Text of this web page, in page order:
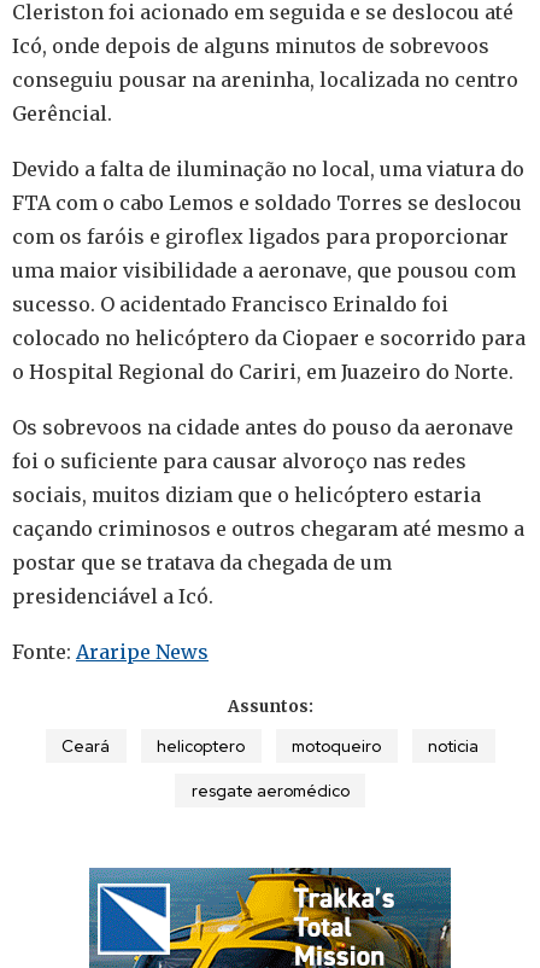
Cleriston foi acionado em seguida e se deslocou até
Icó, onde depois de alguns minutos de sobrevoos
conseguiu pousar na areninha, localizada no centro
Gerêncial.
Devido a falta de iluminação no local, uma viatura do
FTA com o cabo Lemos e soldado Torres se deslocou
com os faróis e giroflex ligados para proporcionar
uma maior visibilidade a aeronave, que pousou com
sucesso. O acidentado Francisco Erinaldo foi
colocado no helicóptero da Ciopaer e socorrido para
o Hospital Regional do Cariri, em Juazeiro do Norte.
Os sobrevoos na cidade antes do pouso da aeronave
foi o suficiente para causar alvoroço nas redes
sociais, muitos diziam que o helicóptero estaria
caçando criminosos e outros chegaram até mesmo a
postar que se tratava da chegada de um
presidenciável a Icó.
Fonte: Araripe News
Assuntos:
Ceará helicoptero motoqueiro noticia
resgate aeromédico